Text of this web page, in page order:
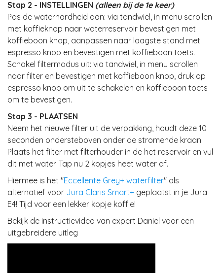
Stap 2 - INSTELLINGEN (alleen bij de 1e keer)
Pas de waterhardheid aan: via tandwiel, in menu scrollen
met koffieknop naar waterreservoir bevestigen met
koffieboon knop, aanpassen naar laagste stand met
espresso knop en bevestigen met koffieboon toets.
Schakel filtermodus uit: via tandwiel, in menu scrollen
naar filter en bevestigen met koffieboon knop, druk op
espresso knop om uit te schakelen en koffieboon toets
om te bevestigen.
Stap 3 - PLAATSEN
Neem het nieuwe filter uit de verpakking, houdt deze 10
seconden ondersteboven onder de stromende kraan.
Plaats het filter met filterhouder in de het reservoir en vul
dit met water. Tap nu 2 kopjes heet water af.
Hiermee is het "Eccellente Grey+ waterfilter" als
alternatief voor Jura Claris Smart+ geplaatst in je Jura
E4! Tijd voor een lekker kopje koffie!
Bekijk de instructievideo van expert Daniel voor een
uitgebreidere uitleg